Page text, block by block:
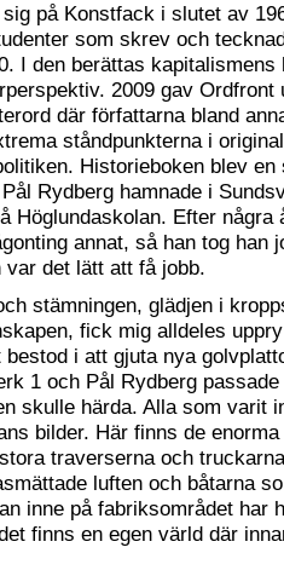
på Konstfack i slutet av
som skrev och
I den berättas kapitalismens
2009 gav Ordfront
där författarna bland
ståndpunkterna i
Historieboken blev
Rydberg hamnade i
Höglundaskolan. Efter några
annat, så han tog han
var det lätt att få jobb.
stämningen, glädjen i
fick mig alldeles
bestod i att gjuta nya
1 och Pål Rydberg
skulle härda. Alla som varit
bilder. Här finns de
traverserna och
luften och båtarna
inne på fabriksområdet har
finns en egen värld där